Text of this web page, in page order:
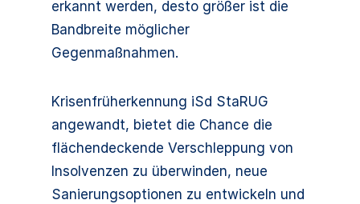
erkannt werden, desto größer ist die
Bandbreite möglicher
Gegenmaßnahmen.
Krisenfrüherkennung iSd StaRUG
angewandt, bietet die Chance die
flächendeckende Verschleppung von
Insolvenzen zu überwinden, neue
Sanierungsoptionen zu entwickeln und